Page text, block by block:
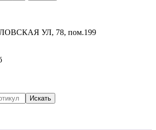
УЛ, 78, пом.199
Искать